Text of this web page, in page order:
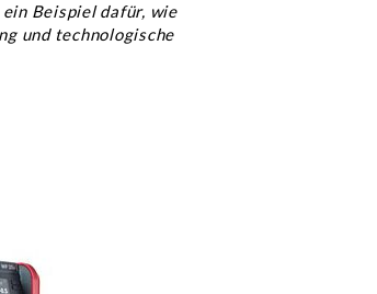
Beispiel dafür, wie
und technologische